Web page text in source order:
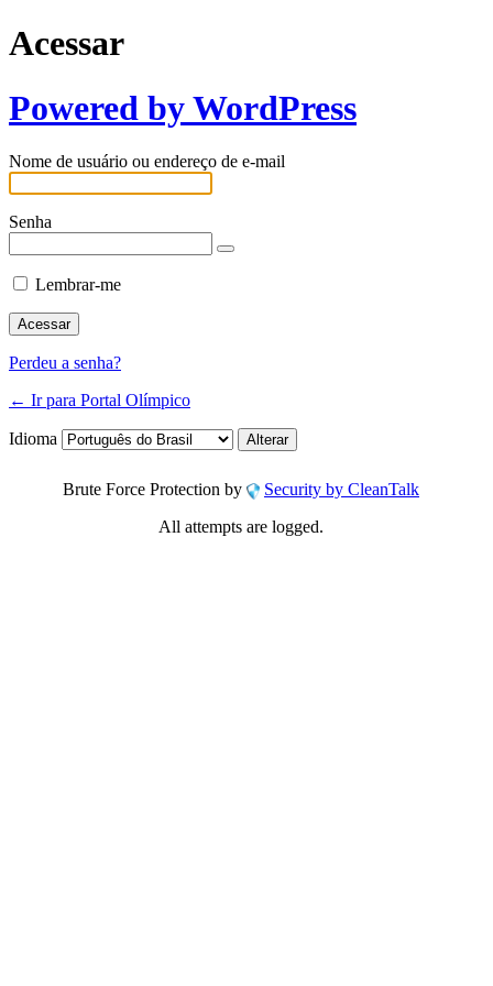
Acessar
Powered by WordPress
Nome de usuário ou endereço de e-mail
Senha
Lembrar-me
Perdeu a senha?
← Ir para Portal Olímpico
Idioma
Brute Force Protection by
Security by CleanTalk
All attempts are logged.